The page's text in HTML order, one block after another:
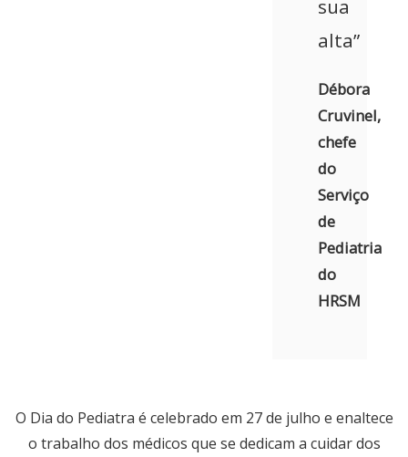
sua
alta”
Débora
Cruvinel,
chefe
do
Serviço
de
Pediatria
do
HRSM
O Dia do Pediatra é celebrado em 27 de julho e enaltece
o trabalho dos médicos que se dedicam a cuidar dos